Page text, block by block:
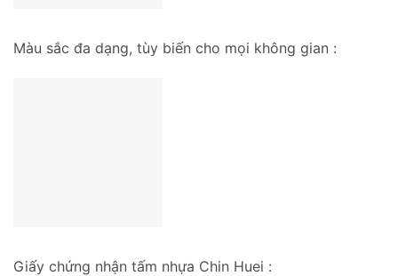
Màu sắc đa dạng, tùy biến cho mọi không gian :
Giấy chứng nhận tấm nhựa Chin Huei :